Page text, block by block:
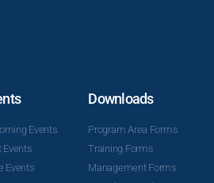
Events
Events
Events
Downloads
Program Area Forms
Training Forms
Management Forms